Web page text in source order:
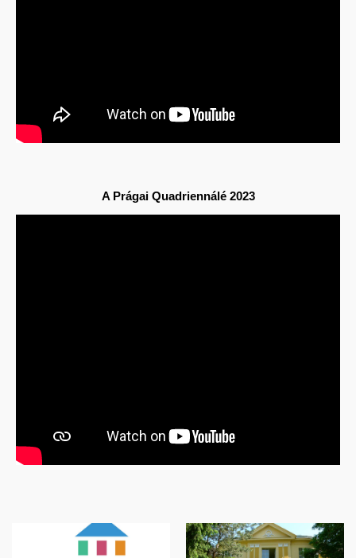
A Prágai Quadriennálé 2023
Image